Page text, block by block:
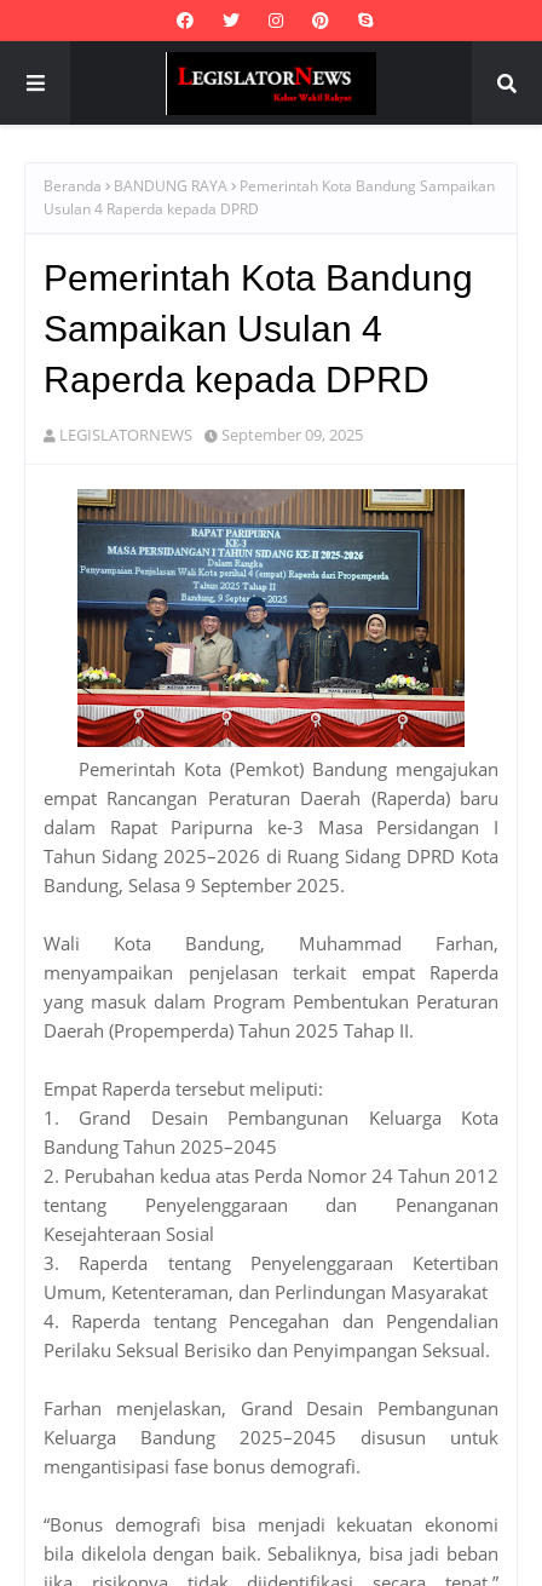
Beranda BANDUNG RAYA
Pemerintah Kota Bandung Sampaikan
Usulan 4 Raperda kepada DPRD
Pemerintah Kota Bandung
Sampaikan Usulan 4
Raperda kepada DPRD
LEGISLATORNEWS September 09, 2025
Pemerintah Kota (Pemkot) Bandung mengajukan
empat Rancangan Peraturan Daerah (Raperda) baru
dalam Rapat Paripurna ke-3 Masa Persidangan I
Tahun Sidang 2025–2026 di Ruang Sidang DPRD Kota
Bandung, Selasa 9 September 2025.
Wali Kota Bandung, Muhammad Farhan,
menyampaikan penjelasan terkait empat Raperda
yang masuk dalam Program Pembentukan Peraturan
Daerah (Propemperda) Tahun 2025 Tahap II.
Empat Raperda tersebut meliputi:
1. Grand Desain Pembangunan Keluarga Kota
Bandung Tahun 2025–2045
2. Perubahan kedua atas Perda Nomor 24 Tahun 2012
tentang Penyelenggaraan dan Penanganan
Kesejahteraan Sosial
3. Raperda tentang Penyelenggaraan Ketertiban
Umum, Ketenteraman, dan Perlindungan Masyarakat
4. Raperda tentang Pencegahan dan Pengendalian
Perilaku Seksual Berisiko dan Penyimpangan Seksual.
Farhan menjelaskan, Grand Desain Pembangunan
Keluarga Bandung 2025–2045 disusun untuk
mengantisipasi fase bonus demografi.
“Bonus demografi bisa menjadi kekuatan ekonomi
bila dikelola dengan baik. Sebaliknya, bisa jadi beban